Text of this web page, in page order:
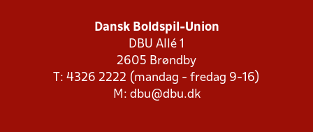
Dansk Boldspil-Union
DBU Allé 1
2605 Brøndby
T: 4326 2222 (mandag - fredag 9-16)
M: dbu@dbu.dk